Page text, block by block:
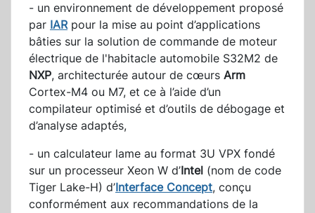
- un environnement de développement proposé
par IARpour la mise au point d’applications
bâties sur la solution de commande de moteur
électrique de l'habitacle automobile S32M2 de
NXP, architecturée autour de cœurs Arm
Cortex-M4 ou M7, et ce à l’aide d’un
compilateur optimisé et d’outils de débogage et
d’analyse adaptés,
- un calculateur lame au format 3U VPX fondé
sur un processeur Xeon W d’Intel (nom de code
Tiger Lake-H) d’Interface Concept, conçu
conformément aux recommandations de la